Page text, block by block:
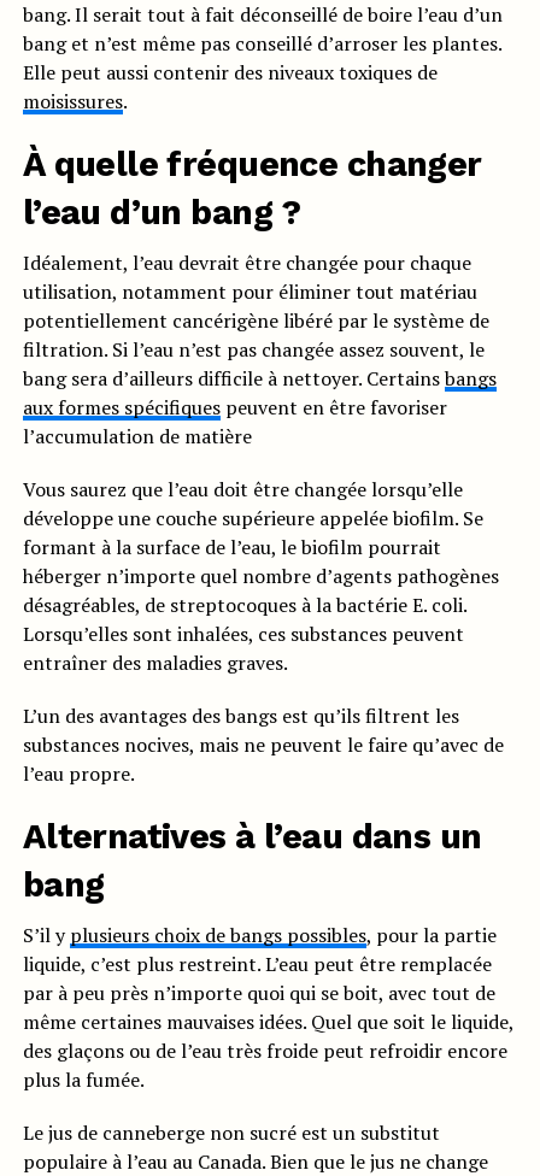
bang. Il serait tout à fait déconseillé de boire l’eau d’un
bang et n’est même pas conseillé d’arroser les plantes.
Elle peut aussi contenir des niveaux toxiques de
moisissures.
À quelle fréquence changer
l’eau d’un bang ?
Idéalement, l’eau devrait être changée pour chaque
utilisation, notamment pour éliminer tout matériau
potentiellement cancérigène libéré par le système de
filtration. Si l’eau n’est pas changée assez souvent, le
bang sera d’ailleurs difficile à nettoyer. Certainsbangs
aux formes spécifiquespeuvent en être favoriser
l’accumulation de matière
Vous saurez que l’eau doit être changée lorsqu’elle
développe une couche supérieure appelée biofilm. Se
formant à la surface de l’eau, le biofilm pourrait
héberger n’importe quel nombre d’agents pathogènes
désagréables, de streptocoques à la bactérie E. coli.
Lorsqu’elles sont inhalées, ces substances peuvent
entraîner des maladies graves.
L’un des avantages des bangs est qu’ils filtrent les
substances nocives, mais ne peuvent le faire qu’avec de
l’eau propre.
Alternatives à l’eau dans un
bang
S’il yplusieurs choix de bangs possibles, pour la partie
liquide, c’est plus restreint. L’eau peut être remplacée
par à peu près n’importe quoi qui se boit, avec tout de
même certaines mauvaises idées. Quel que soit le liquide,
des glaçons ou de l’eau très froide peut refroidir encore
plus la fumée.
Le jus de canneberge non sucré est un substitut
populaire à l’eau au Canada. Bien que le jus ne change